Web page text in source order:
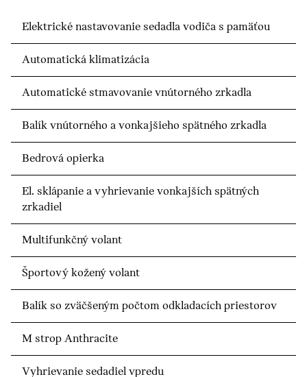
Elektrické nastavovanie sedadla vodiča s pamäťou
Automatická klimatizácia
Automatické stmavovanie vnútorného zrkadla
Balík vnútorného a vonkajšieho spätného zrkadla
Bedrová opierka
El. sklápanie a vyhrievanie vonkajších spätných
zrkadiel
Multifunkčný volant
Športový kožený volant
Balík so zväčšeným počtom odkladacích priestorov
M strop Anthracite
Vyhrievanie sedadiel vpredu